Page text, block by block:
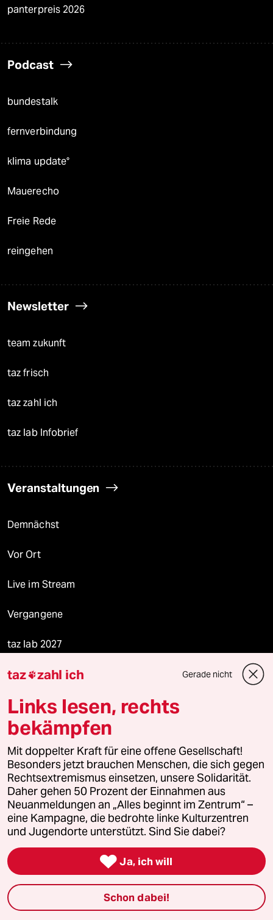
panterpreis 2026
Podcast
bundestalk
fernverbindung
klima update°
Mauerecho
Freie Rede
reingehen
Newsletter
team zukunft
taz frisch
taz zahl ich
taz lab Infobrief
Veranstaltungen
Demnächst
Vor Ort
Live im Stream
Vergangene
taz lab 2027
Mehr taz Lesestoff
taz Blogs
taz FUTURZWEI
Le Monde diplomatique
taz Archiv
Mehr taz Angebote
taz zahl ich Gerade nicht
Links lesen, rechts
bekämpfen
Mit doppelter Kraft für eine offene Gesellschaft!
Besonders jetzt brauchen Menschen, die sich gegen
Rechtsextremismus einsetzen, unsere Solidarität.
Daher gehen 50 Prozent der Einnahmen aus
Neuanmeldungen an „Alles beginnt im Zentrum“ –
eine Kampagne, die bedrohte linke Kulturzentren
und Jugendorte unterstützt. Sind Sie dabei?
 Ja, ich will
Schon dabei!